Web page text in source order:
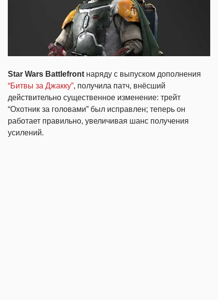
Star Wars Battlefront наряду с выпуском дополнения
“Битвы за Джакку”, получила патч, внёсший
действительно существенное изменение: трейт
“Охотник за головами” был исправлен; теперь он
работает правильно, увеличивая шанс получения
усилений.